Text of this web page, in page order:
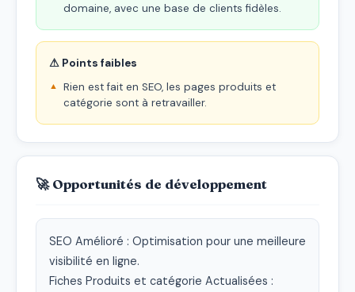
domaine, avec une base de clients fidèles.
⚠ Points faibles
Rien est fait en SEO, les pages produits et
catégorie sont à retravailler.
🚀 Opportunités de développement
SEO Amélioré : Optimisation pour une meilleure
visibilité en ligne.
Fiches Produits et catégorie Actualisées :